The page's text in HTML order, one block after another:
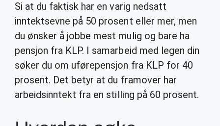
Si at du faktisk har en varig nedsatt
inntektsevne på 50 prosent eller mer, men
du ønsker å jobbe mest mulig og bare ha
pensjon fra KLP. I samarbeid med legen din
søker du om uførepensjon fra KLP for 40
prosent. Det betyr at du framover har
arbeidsinntekt fra en stilling på 60 prosent.